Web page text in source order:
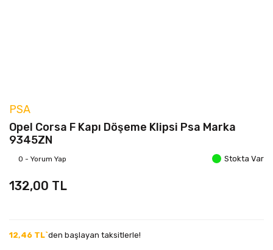
PSA
Opel Corsa F Kapı Döşeme Klipsi Psa Marka
9345ZN
0 - Yorum Yap Stokta Var
132,00 TL
12,46 TL`den başlayan taksitlerle!